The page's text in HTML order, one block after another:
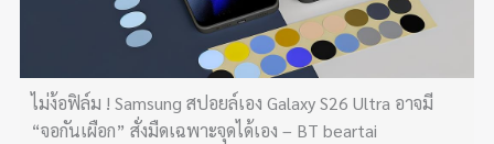
ไม่ง้อฟิล์ม ! Samsung สปอยล์เอง Galaxy S26 Ultra อาจมี
“จอกันเผือก” สั่งมืดเฉพาะจุดได้เอง – BT beartai